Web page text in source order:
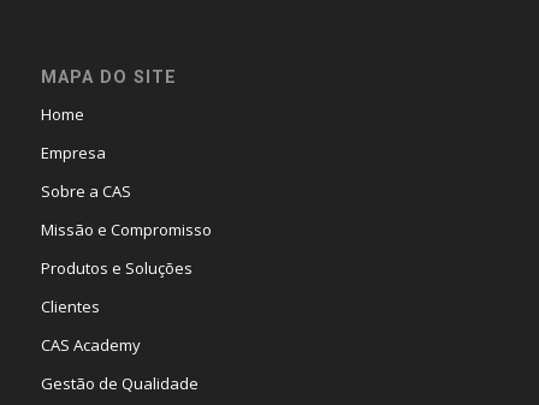
MAPA DO SITE
Home
Empresa
Sobre a CAS
Missão e Compromisso
Produtos e Soluções
Clientes
CAS Academy
Gestão de Qualidade